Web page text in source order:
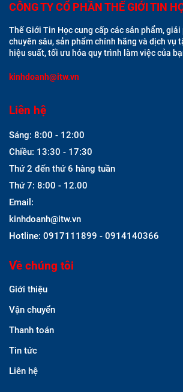
CÔNG TY CỔ PHẦN THẾ GIỚI TIN
Thế Giới Tin Học cung cấp các sản phẩm, giải
chuyên sâu, sản phẩm chính hãng và dịch vụ
hiệu suất, tối ưu hóa quy trình làm việc của
kinhdoanh@itw.vn
Liên hệ
Sáng: 8:00 - 12:00
Chiều: 13:30 - 17:30
Thứ 2 đến thứ 6 hàng tuần
Thứ 7: 8:00 - 12.00
Email:
kinhdoanh@itw.vn
Hotline: 0917111899 - 0914140366
Về chúng tôi
Giới thiệu
Vận chuyển
Thanh toán
Tin tức
Liên hệ